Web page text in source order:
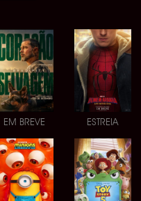
EM BREVE ESTREIA